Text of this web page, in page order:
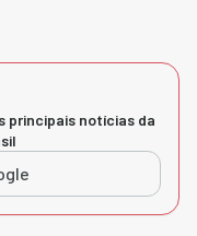
principais notícias da